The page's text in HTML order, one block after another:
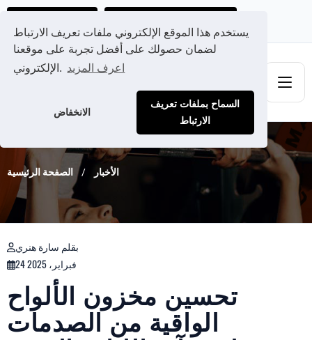
يستخدم هذا الموقع الإلكتروني ملفات تعريف الارتباط
لضمان حصولك على أفضل تجربة على موقعنا
الإلكتروني. اعرف المزيد
الانخفاض
السماح بملفات تعريف
الارتباط
الصفحة الرئيسية الأخبار
بقلم سارة هنري
24 فبراير، 2025
تحسين مخزون الألواح
الواقية من الصدمات